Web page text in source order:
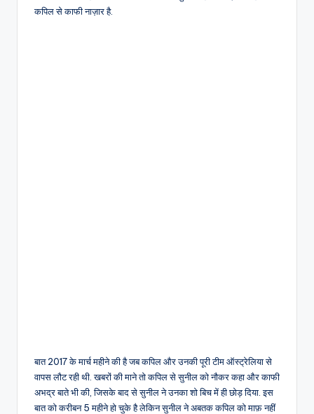
कपिल से काफी नाज़ार है.
बात 2017 के मार्च महीने की है जब कपिल और उनकी पूरी टीम ऑस्ट्रेलिया से
वापस लौट रही थी. खबरों की माने तो कपिल से सुनील को नौकर कहा और काफी
अभद्र बाते भी की, जिसके बाद से सुनील ने उनका शो बिच में ही छोड़ दिया. इस
बात को करीबन 5 महीने हो चुके है लेकिन सुनील ने अबतक कपिल को माफ़ नहीं